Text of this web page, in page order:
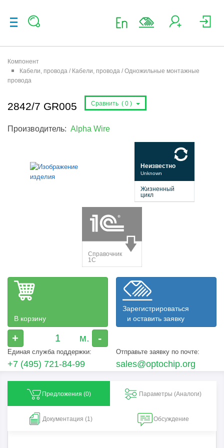
Компонент
Кабели, провода / Кабели, провода / Одножильные монтажные
провода
2842/7 GR005 Сравнить ( 0 )
Производитель: Alpha Wire
В корзину
+ -
Зарегистрироваться
и оставить заявку
Единая служба поддержки:
+7 (495) 721-84-99
Отправьте заявку по почте:
sales@optochip.org
Предложения (0) Параметры (Aналоги)
Документация (1) Обсуждение